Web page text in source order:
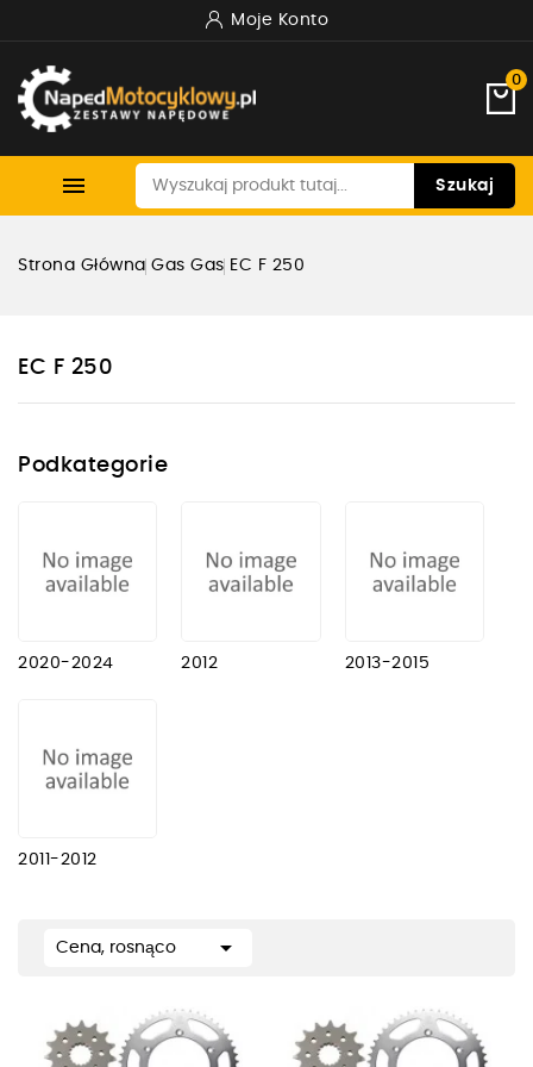
Moje Konto
0
 Szukaj
Strona Główna Gas Gas EC F 250
EC F 250
Podkategorie
2020-2024 2012 2013-2015
2011-2012
Cena, rosnąco 